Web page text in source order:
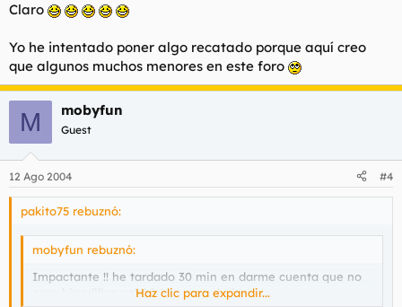
Claro
Yo he intentado poner algo recatado porque aquí creo
que algunos muchos menores en este foro
M mobyfun
Guest
12 Ago 2004 #4
pakito75 rebuznó:
mobyfun rebuznó:
Impactante !! he tardado 30 min en darme cuenta que no
eran higadillos, salchichas y verduritas.......
Haz clic para expandir...